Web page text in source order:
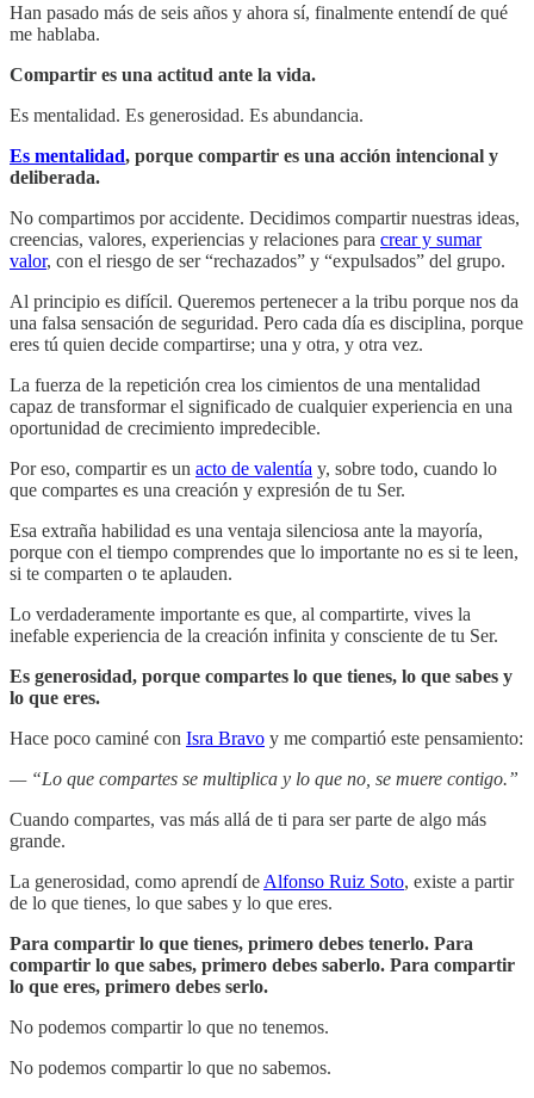
Han pasado más de seis años y ahora sí, finalmente entendí de qué
me hablaba.
Compartir es una actitud ante la vida.
Es mentalidad. Es generosidad. Es abundancia.
Es mentalidad, porque compartir es una acción intencional y
deliberada.
No compartimos por accidente. Decidimos compartir nuestras ideas,
creencias, valores, experiencias y relaciones para crear y sumar
valor, con el riesgo de ser “rechazados” y “expulsados” del grupo.
Al principio es difícil. Queremos pertenecer a la tribu porque nos da
una falsa sensación de seguridad. Pero cada día es disciplina, porque
eres tú quien decide compartirse; una y otra, y otra vez.
La fuerza de la repetición crea los cimientos de una mentalidad
capaz de transformar el significado de cualquier experiencia en una
oportunidad de crecimiento impredecible.
Por eso, compartir es un acto de valentía y, sobre todo, cuando lo
que compartes es una creación y expresión de tu Ser.
Esa extraña habilidad es una ventaja silenciosa ante la mayoría,
porque con el tiempo comprendes que lo importante no es si te leen,
si te comparten o te aplauden.
Lo verdaderamente importante es que, al compartirte, vives la
inefable experiencia de la creación infinita y consciente de tu Ser.
Es generosidad, porque compartes lo que tienes, lo que sabes y
lo que eres.
Hace poco caminé con Isra Bravo y me compartió este pensamiento:
— “Lo que compartes se multiplica y lo que no, se muere contigo.”
Cuando compartes, vas más allá de ti para ser parte de algo más
grande.
La generosidad, como aprendí de Alfonso Ruiz Soto, existe a partir
de lo que tienes, lo que sabes y lo que eres.
Para compartir lo que tienes, primero debes tenerlo. Para
compartir lo que sabes, primero debes saberlo. Para compartir
lo que eres, primero debes serlo.
No podemos compartir lo que no tenemos.
No podemos compartir lo que no sabemos.